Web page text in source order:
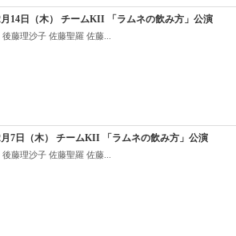
月14日（木） チームKII 「ラムネの飲み方」公演
藤理沙子 佐藤聖羅 佐藤...
月7日（木） チームKII 「ラムネの飲み方」公演
藤理沙子 佐藤聖羅 佐藤...